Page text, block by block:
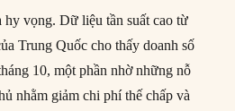
vọng. Dữ liệu tần suất cao từ
Trung Quốc cho thấy doanh số
10, một phần nhờ những nỗ
nhằm giảm chi phí thế chấp và